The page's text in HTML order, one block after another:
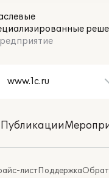
Публикации
листПоддержка